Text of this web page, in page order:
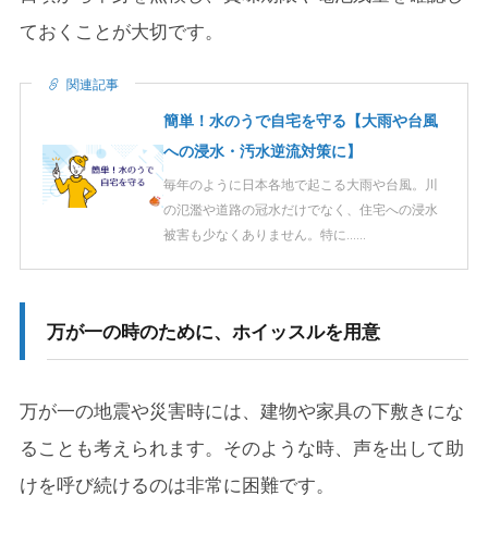
ておくことが大切です。
関連記事
簡単！水のうで自宅を守る【大雨や台風
への浸水・汚水逆流対策に】
毎年のように日本各地で起こる大雨や台風。川
の氾濫や道路の冠水だけでなく、住宅への浸水
被害も少なくありません。特に……
万が一の時のために、ホイッスルを用意
万が一の地震や災害時には、建物や家具の下敷きにな
ることも考えられます。そのような時、声を出して助
けを呼び続けるのは非常に困難です。